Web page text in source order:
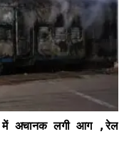
में अचानक लगी आग ,रेल